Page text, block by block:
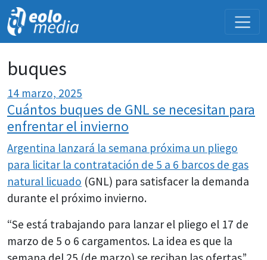
buques
14 marzo, 2025
Cuántos buques de GNL se necesitan para
enfrentar el invierno
Argentina lanzará la semana próxima un pliego
para licitar la contratación de 5 a 6 barcos de gas
natural licuado (GNL) para satisfacer la demanda
durante el próximo invierno.
“Se está trabajando para lanzar el pliego el 17 de
marzo de 5 o 6 cargamentos. La idea es que la